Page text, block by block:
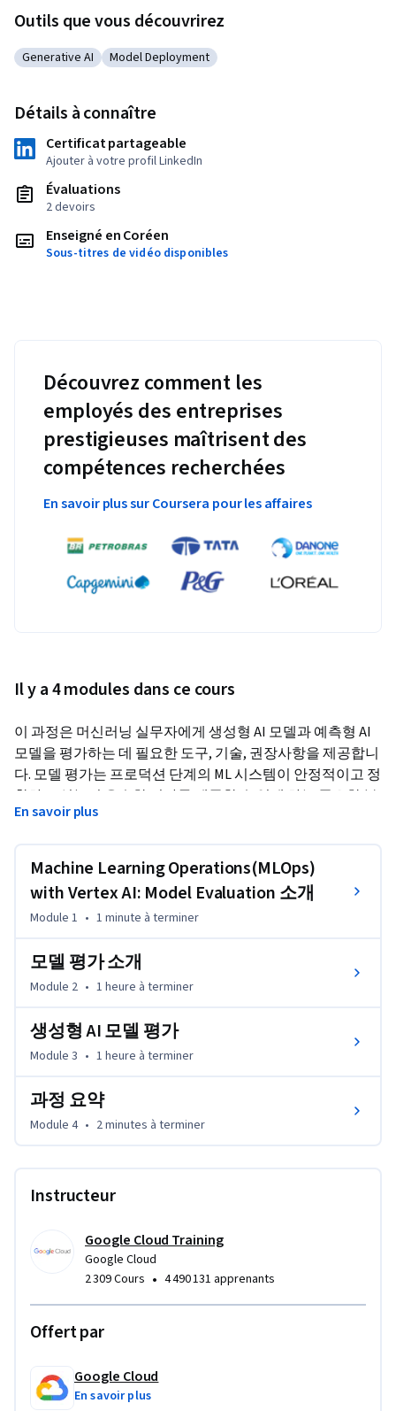
Outils que vous découvrirez
Catégorie : Generative AI
Generative AI Catégorie : Model Deployment
Model Deployment
Détails à connaître
Certificat partageable
Ajouter à votre profil LinkedIn
Évaluations
2 devoirs
Enseigné en Coréen
Sous-titres de vidéo disponibles
Découvrez comment les
employés des entreprises
prestigieuses maîtrisent des
compétences recherchées
En savoir plus sur Coursera pour les affaires
Il y a 4 modules dans ce cours
이 과정은 머신러닝 실무자에게 생성형 AI 모델과 예측형 AI
모델을 평가하는 데 필요한 도구, 기술, 권장사항을 제공합니
다. 모델 평가는 프로덕션 단계의 ML 시스템이 안정적이고 정
확하고 성능이 우수한 결과를 제공할 수 있게 하는 중요한 분
야입니다.
유형과 작업에 적합한 애플리케이션에 대해 깊이 있게 이해
할 수 있습니다. 이 과정에서는 생성형 AI 모델의 고유한 문제
를 강조하고 이를 효과적으로 해결하기 위한 전략을 소개합
용해 모델 선택, 최적화, 지속적인 모니터링을 위한 견고한 평
가 프로세스를 구현하는 방법을 알아볼 수 있습니다.
En savoir plus
Machine Learning Operations(MLOps)
with Vertex AI: Model Evaluation 소개
Module 1 • 1 minute à terminer
모델 평가 소개
Module 2 • 1 heure à terminer
생성형 AI 모델 평가
Module 3 • 1 heure à terminer
과정 요약
Module 4 • 2 minutes à terminer
Instructeur
Google Cloud Training
Google Cloud
2 309 Cours • 4 490 131 apprenants
Offert par
Google Cloud
En savoir plus